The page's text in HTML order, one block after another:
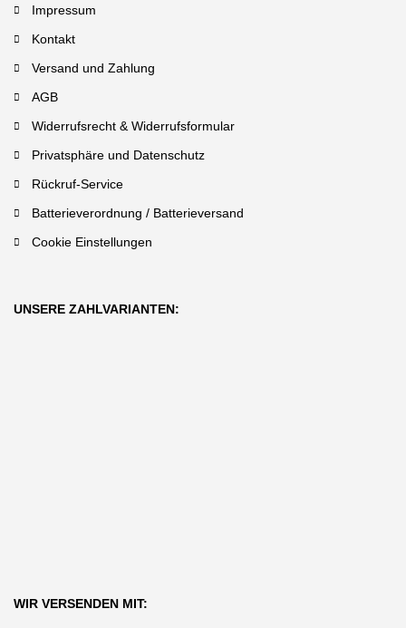
Impressum
Kontakt
Versand und Zahlung
AGB
Widerrufsrecht & Widerrufsformular
Privatsphäre und Datenschutz
Rückruf-Service
Batterieverordnung / Batterieversand
Cookie Einstellungen
UNSERE ZAHLVARIANTEN:
WIR VERSENDEN MIT: